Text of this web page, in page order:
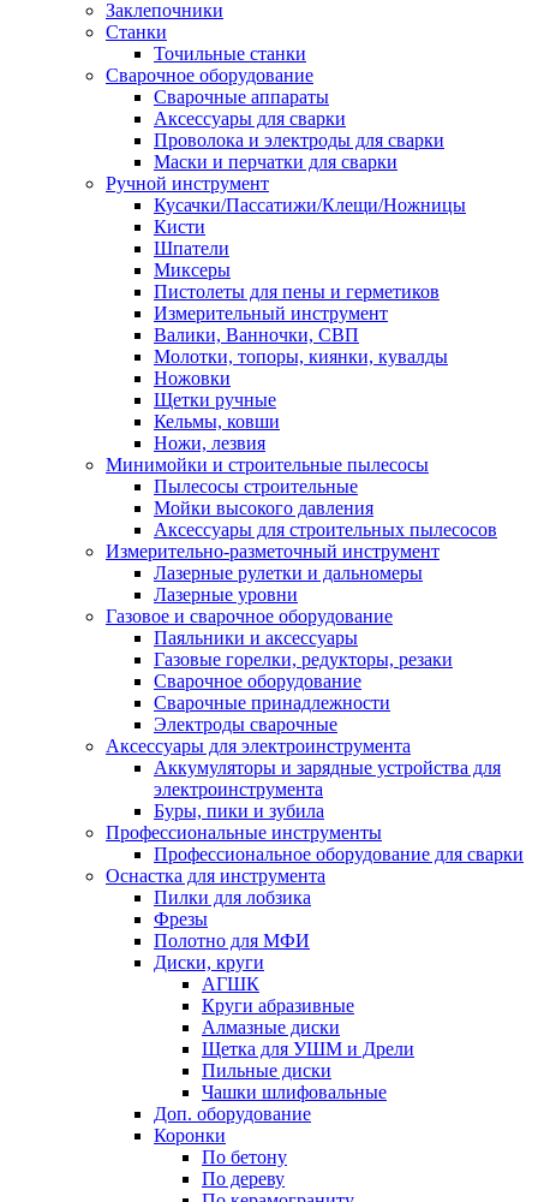
Заклепочники
Станки
Точильные станки
Сварочное оборудование
Сварочные аппараты
Аксессуары для сварки
Проволока и электроды для сварки
Маски и перчатки для сварки
Ручной инструмент
Кусачки/Пассатижи/Клещи/Ножницы
Кисти
Шпатели
Миксеры
Пистолеты для пены и герметиков
Измерительный инструмент
Валики, Ванночки, СВП
Молотки, топоры, киянки, кувалды
Ножовки
Щетки ручные
Кельмы, ковши
Ножи, лезвия
Минимойки и строительные пылесосы
Пылесосы строительные
Мойки высокого давления
Аксессуары для строительных пылесосов
Измерительно-разметочный инструмент
Лазерные рулетки и дальномеры
Лазерные уровни
Газовое и сварочное оборудование
Паяльники и аксессуары
Газовые горелки, редукторы, резаки
Сварочное оборудование
Сварочные принадлежности
Электроды сварочные
Аксессуары для электроинструмента
Аккумуляторы и зарядные устройства для
электроинструмента
Буры, пики и зубила
Профессиональные инструменты
Профессиональное оборудование для сварки
Оснастка для инструмента
Пилки для лобзика
Фрезы
Полотно для МФИ
Диски, круги
АГШК
Круги абразивные
Алмазные диски
Щетка для УШМ и Дрели
Пильные диски
Чашки шлифовальные
Доп. оборудование
Коронки
По бетону
По дереву